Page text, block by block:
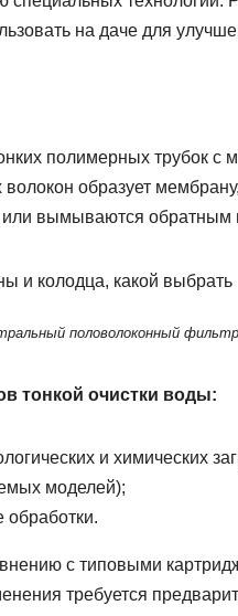
на даче для
полимерных трубок с
образует
или вымываются обратным
половолоконный фильтр
тонкой очистки воды:
и химических
моделей);
с типовыми
требуется